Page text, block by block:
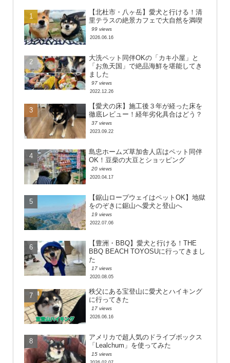
【北杜市・八ヶ岳】愛犬と行ける！清
里テラスの絶景カフェで大自然を満喫
99 views
2026.06.16
大洗ペット同伴OKの「カキ小屋」と
「お魚天国」で絶品海鮮を堪能してき
ました
97 views
2022.12.26
【愛犬の床】施工後３年が経った床を
徹底レビュー！経年劣化具合はどう？
37 views
2023.09.22
島忠ホームズ草加舎人店はペット同伴
OK！豆柴の大豆とショッピング
20 views
2020.04.17
【鋸山ロープウェイはペットOK】地獄
をのぞきに鋸山へ愛犬と登山へ
19 views
2022.07.06
【豊洲・BBQ】愛犬と行ける！THE
BBQ BEACH TOYOSUに行ってきまし
た
17 views
2020.08.05
秩父にある宝登山に愛犬とハイキング
に行ってきた
17 views
2026.06.16
アメリカで超人気のドライブボックス
「Lealchum」を使ってみた
15 views